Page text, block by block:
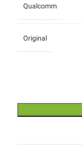
Qualcomm
Original